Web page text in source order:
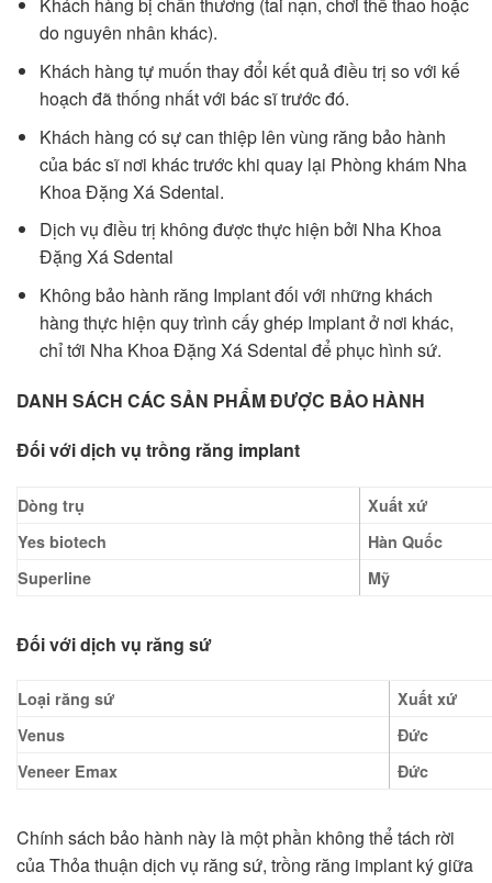
Khách hàng bị chấn thương (tai nạn, chơi thể thao hoặc
do nguyên nhân khác).
Khách hàng tự muốn thay đổi kết quả điều trị so với kế
hoạch đã thống nhất với bác sĩ trước đó.
Khách hàng có sự can thiệp lên vùng răng bảo hành
của bác sĩ nơi khác trước khi quay lại Phòng khám Nha
Khoa Đặng Xá Sdental.
Dịch vụ điều trị không được thực hiện bởi Nha Khoa
Đặng Xá Sdental
Không bảo hành răng Implant đối với những khách
hàng thực hiện quy trình cấy ghép Implant ở nơi khác,
chỉ tới Nha Khoa Đặng Xá Sdental để phục hình sứ.
DANH SÁCH CÁC SẢN PHẨM ĐƯỢC BẢO HÀNH
Đối với dịch vụ trồng răng implant
Dòng trụ
Xuất xứ
Yes biotech
Hàn Quốc
Superline
Mỹ
Đối với dịch vụ răng sứ
Loại răng sứ
Xuất xứ
Venus
Đức
Veneer Emax
Đức
Chính sách bảo hành này là một phần không thể tách rời
của Thỏa thuận dịch vụ răng sứ, trồng răng implant ký giữa